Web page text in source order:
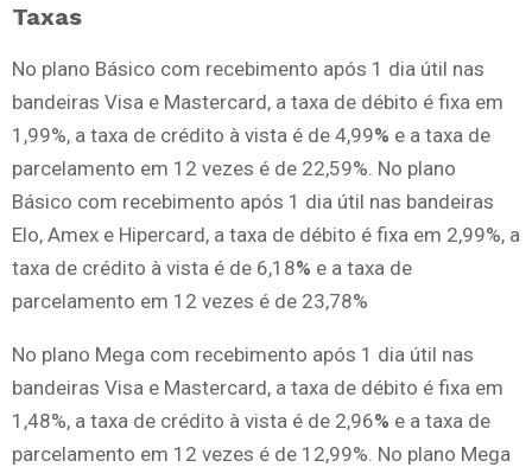
Taxas
No plano Básico com recebimento após 1 dia útil nas
bandeiras Visa e Mastercard, a taxa de débito é fixa em
1,99%, a taxa de crédito à vista é de 4,99% e a taxa de
parcelamento em 12 vezes é de 22,59%. No plano
Básico com recebimento após 1 dia útil nas bandeiras
Elo, Amex e Hipercard, a taxa de débito é fixa em 2,99%, a
taxa de crédito à vista é de 6,18% e a taxa de
parcelamento em 12 vezes é de 23,78%
No plano Mega com recebimento após 1 dia útil nas
bandeiras Visa e Mastercard, a taxa de débito é fixa em
1,48%, a taxa de crédito à vista é de 2,96% e a taxa de
parcelamento em 12 vezes é de 12,99%. No plano Mega